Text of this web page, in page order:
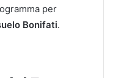
per
Bonifati.